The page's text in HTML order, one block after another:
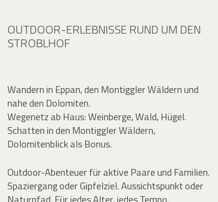
OUTDOOR-ERLEBNISSE RUND UM DEN
STROBLHOF
Wandern in Eppan, den Montiggler Wäldern und
nahe den Dolomiten.
Wegenetz ab Haus: Weinberge, Wald, Hügel.
Schatten in den Montiggler Wäldern,
Dolomitenblick als Bonus.
Outdoor-Abenteuer für aktive Paare und Familien.
Spaziergang oder Gipfelziel. Aussichtspunkt oder